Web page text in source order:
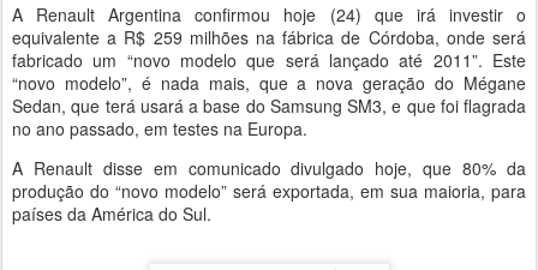
A Renault Argentina confirmou hoje (24) que irá investir o
equivalente a R$ 259 milhões na fábrica de Córdoba, onde será
fabricado um “novo modelo que será lançado até 2011”. Este
“novo modelo”, é nada mais, que a nova geração do Mégane
Sedan, que terá usará a base do Samsung SM3, e que foi flagrada
no ano passado, em testes na Europa.
A Renault disse em comunicado divulgado hoje, que 80% da
produção do “novo modelo” será exportada, em sua maioria, para
países da América do Sul.